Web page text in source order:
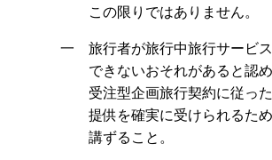
この限りではありません。
一 旅行者が旅行中旅行サービ
できないおそれがあると認
受注型企画旅行契約に従っ
提供を確実に受けられるた
講ずること。